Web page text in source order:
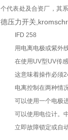
个代表处及合资厂，其
德压力开关
IFD 258
用电离电极或紫外
在使用UV型UV传
这意味着操作必须
电离控制在两种情
可以使用一个电极
可以使用电位计。
立即故障锁定或自